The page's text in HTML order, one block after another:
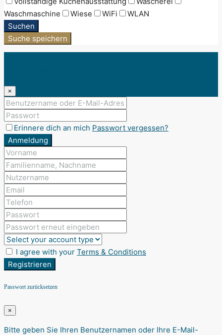
Waschmaschine
Wiese WiFi
WLAN
Suchen
Suche speichern
×
Erinnere dich an mich Passwort vergessen?
Anmeldung
I agree with your Terms & Conditions
Registrieren
Passwort zurücksetzen
×
Bitte geben Sie Ihren Benutzernamen oder Ihre E-Mail-